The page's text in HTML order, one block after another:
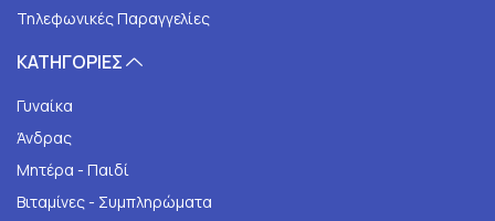
Τηλεφωνικές Παραγγελίες
ΚΑΤΗΓΟΡΙΕΣ
Γυναίκα
Άνδρας
Μητέρα - Παιδί
Βιταμίνες - Συμπληρώματα